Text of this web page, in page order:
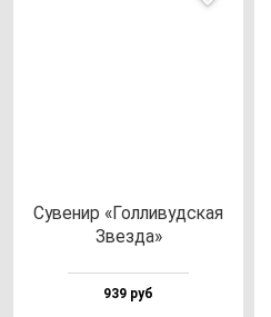
Суве­нир «Гол­ли­вуд­ская
Звез­да»
939 руб